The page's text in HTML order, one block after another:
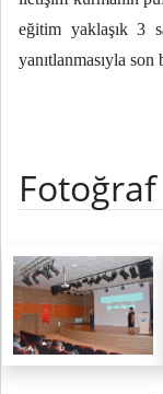
eğitim yaklaşık 3
yanıtlanmasıyla son